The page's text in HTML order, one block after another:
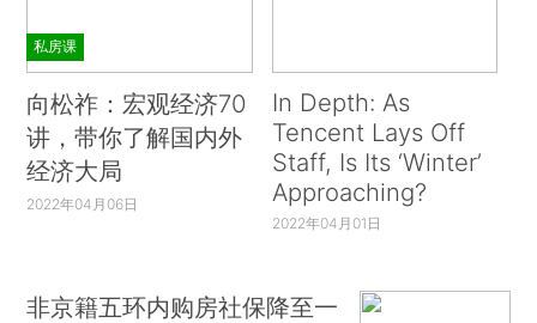
私房课
向松祚：宏观经济70
讲，带你了解国内外
经济大局
2022年04月06日
In Depth: As
Tencent Lays Off
Staff, Is Its ‘Winter’
Approaching?
2022年04月01日
非京籍五环内购房社保降至一